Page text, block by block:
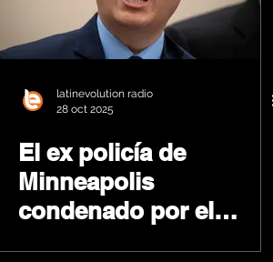
latinevolution radio
28 oct 2025
El ex policía de
Minneapolis
condenado por el